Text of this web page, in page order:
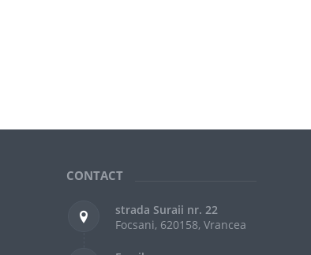
CONTACT
strada Suraii nr. 22
Focsani, 620158, Vrancea